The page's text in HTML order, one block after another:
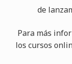
de
Para más
los cursos